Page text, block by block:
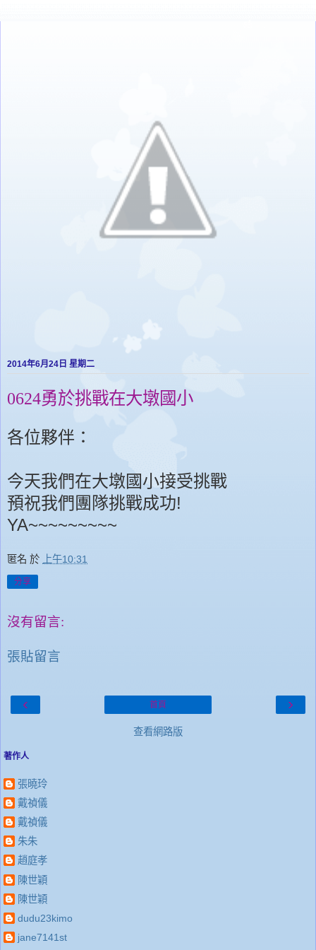
2014年6月24日 星期二
0624勇於挑戰在大墩國小
各位夥伴：
今天我們在大墩國小接受挑戰
預祝我們團隊挑戰成功!
YA~~~~~~~~~
匿名 於 上午10:31
分享
沒有留言:
張貼留言
‹ ›
首頁
查看網路版
著作人
張曉玲
戴禎儀
戴禎儀
朱朱
趙庭孝
陳世穎
陳世穎
dudu23kimo
jane7141st